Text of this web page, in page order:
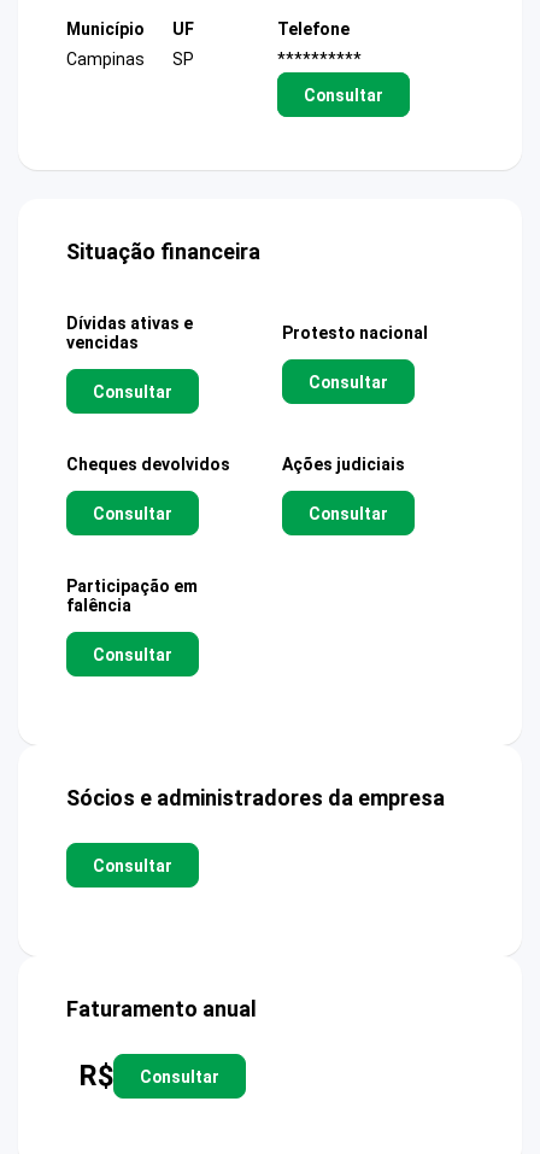
Município
Campinas
UF
SP
Telefone
**********
Consultar
Situação financeira
Dívidas ativas e
vencidas
Consultar
Protesto nacional
Consultar
Cheques devolvidos
Consultar
Ações judiciais
Consultar
Participação em
falência
Consultar
Sócios e administradores da empresa
Consultar
Faturamento anual
R$ Consultar